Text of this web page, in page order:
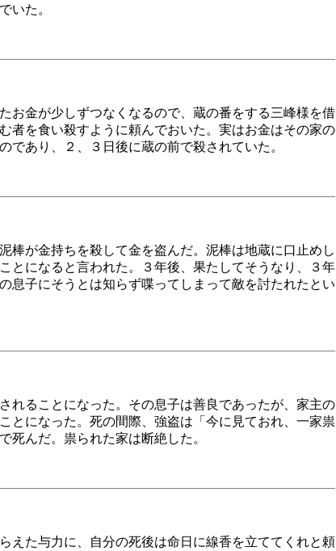
いた。
お金が少しずつなくなるので、蔵の番をする三峰様を借
者を食い殺すように頼んでおいた。実はお金はその家の
であり、２、３日後に蔵の前で殺されていた。
棒が金持ちを殺して金を盗んだ。泥棒は地蔵に口止めし
とになると言われた。３年後、果たしてそうなり、３年
息子にそうとは知らず喋ってしまって敵を討たれたとい
れることになった。その息子は善良であったが、家主の
とになった。死の間際、強盗は「今に見ておれ、一家祟
死んだ。祟られた家は断絶した。
えた与力に、自分の死後は命日に線香を立ててくれと頼